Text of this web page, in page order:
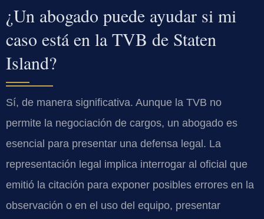
¿Un abogado puede ayudar si mi
caso está en la TVB de Staten
Island?
Sí, de manera significativa. Aunque la TVB no
permite la negociación de cargos, un abogado es
esencial para presentar una defensa legal. La
representación legal implica interrogar al oficial que
emitió la citación para exponer posibles errores en la
observación o en el uso del equipo, presentar